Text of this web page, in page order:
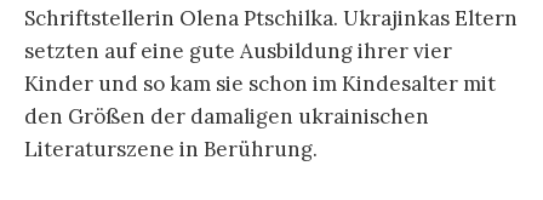
Schriftstellerin Olena Ptschilka. Ukrajinkas Eltern
setzten auf eine gute Ausbildung ihrer vier
Kinder und so kam sie schon im Kindesalter mit
den Größen der damaligen ukrainischen
Literaturszene in Berührung.